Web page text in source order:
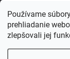
Používame
prehliadanie
zlepšovali jej